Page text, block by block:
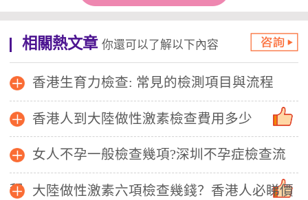
相關熱文章 你還可以了解以下內容
香港生育力檢查: 常見的檢測項目與流程
香港人到大陸做性激素檢查費用多少
女人不孕一般檢查幾項?深圳不孕症檢查流
程 大陸做性激素六項檢查幾錢？香港人必睇價